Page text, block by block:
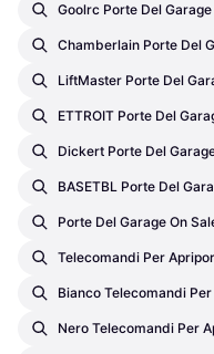
Goolrc Porte Del Garage
Chamberlain Porte Del
LiftMaster Porte Del
ETTROIT Porte Del
Dickert Porte Del
BASETBL Porte Del
Porte Del Garage On
Telecomandi Per
Bianco Telecomandi
Nero Telecomandi Per